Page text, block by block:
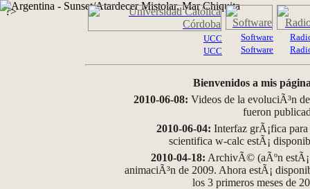
?>
UCC
UCC
Software
Software
Bienvenidos a mis
2010-06-08: Videos de la evoluciÃ³n
fueron
2010-06-04: Interfaz grÃ¡fica
scientifica w-calc estÃ¡
2010-04-18: ArchivÃ© (aÃºn
animaciÃ³n de 2009. Ahora estÃ¡
los 3 primeros meses de